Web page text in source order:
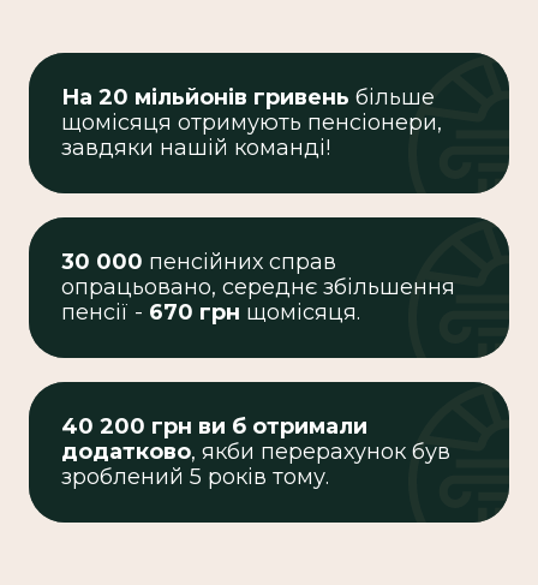
На 20 мільйонів гривень більше
щомісяця отримують пенсіонери,
завдяки нашій команді!
30 000 пенсійних справ
опрацьовано, середнє збільшення
пенсії - 670 грн щомісяця.
40 200 грн ви б отримали
додатково, якби перерахунок був
зроблений 5 років тому.